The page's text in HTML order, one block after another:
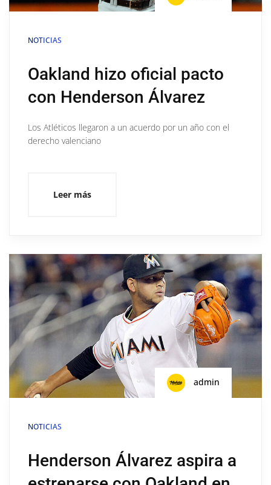
NOTICIAS
Oakland hizo oficial pacto
con Henderson Álvarez
Los Atléticos llegaron a un acuerdo por un año con el
derecho valenciano
Leer más
admin
NOTICIAS
Henderson Álvarez aspira a